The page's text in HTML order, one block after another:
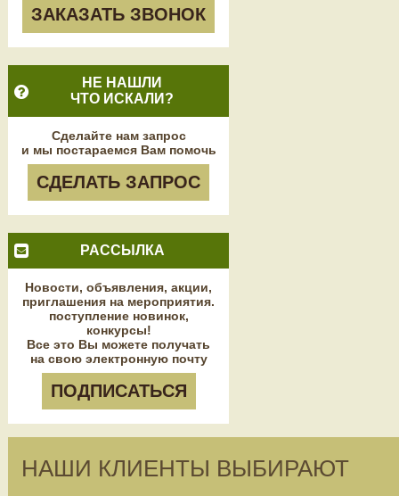
ЗАКАЗАТЬ ЗВОНОК
НЕ НАШЛИ
ЧТО ИСКАЛИ?
Сделайте нам запрос
и мы постараемся Вам помочь
СДЕЛАТЬ ЗАПРОС
РАССЫЛКА
Новости, объявления, акции,
приглашения на мероприятия.
поступление новинок,
конкурсы!
Все это Вы можете получать
на свою электронную почту
ПОДПИСАТЬСЯ
НАШИ КЛИЕНТЫ ВЫБИРАЮТ